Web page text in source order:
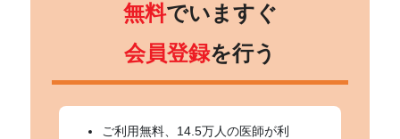
無料でいますぐ
会員登録を行う
ご利用無料、14.5万人の医師が利